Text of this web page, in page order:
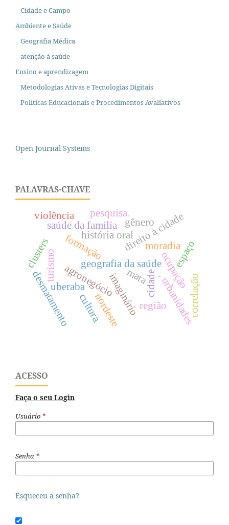
Cidade e Campo
Ambiente e Saúde
Geografia Médica
atenção à saúde
Ensino e aprendizagem
Metodologias Ativas e Tecnologias Digitais
Políticas Educacionais e Procedimentos Avaliativos
Open Journal Systems
PALAVRAS-CHAVE
geografia da saúde
imaginário
agronegócio
uberaba
moradia
ocupação
direito à cidade
história oral
cidade
formação
desmatamento mata
região
nordeste
saúde da familía
turismo espaço
, urbanidades
violência
correlação
clusters
gênero
pesquisa.
cultura
ACESSO
Faça o seu Login
Usuário *
Senha *
Esqueceu a senha?